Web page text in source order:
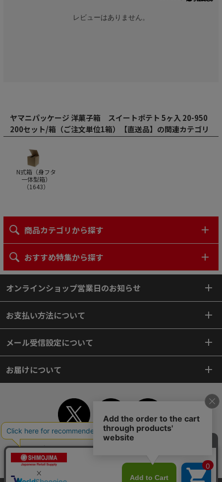
レビューはありません。
ヤマニパッケージ 洋菓子箱 スイートポテト 5ヶ入 20-950
200セット/箱（ご注文単位1箱）【直送品】の関連カテゴリ
N式箱（身フタ
一体型箱）
（1643）
商品カテゴリから探す
おすすめ特集から探す
オンラインショップ営業日のお知らせ
お支払い方法について
メール受信設定について
お届けについて
TOP 初めてご利用のお客様へ
個人情報保護方針
よくあるご質問
お問い合わせ
ピンポイントサーチ
サイトマップ
WEBカタログ 英語版TOP